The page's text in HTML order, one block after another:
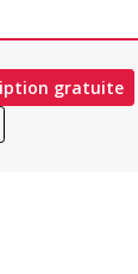
gratuite